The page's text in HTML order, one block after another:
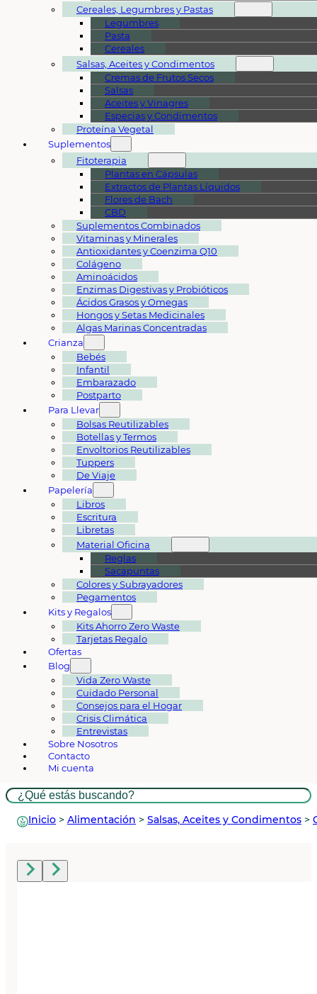
Cereales, Legumbres y Pastas
Legumbres
Pasta
Cereales
Salsas, Aceites y Condimentos
Cremas de Frutos Secos
Salsas
Aceites y Vinagres
Especias y Condimentos
Proteína Vegetal
Suplementos
Fitoterapia
Plantas en Cápsulas
Extractos de Plantas Líquidos
Flores de Bach
CBD
Suplementos Combinados
Vitaminas y Minerales
Antioxidantes y Coenzima Q10
Colágeno
Aminoácidos
Enzimas Digestivas y Probióticos
Ácidos Grasos y Omegas
Hongos y Setas Medicinales
Algas Marinas Concentradas
Crianza
Bebés
Infantil
Embarazado
Postparto
Para Llevar
Bolsas Reutilizables
Botellas y Termos
Envoltorios Reutilizables
Tuppers
De Viaje
Papelería
Libros
Escritura
Libretas
Material Oficina
Reglas
Sacapuntas
Colores y Subrayadores
Pegamentos
Kits y Regalos
Kits Ahorro Zero Waste
Tarjetas Regalo
Ofertas
Blog
Vida Zero Waste
Cuidado Personal
Consejos para el Hogar
Crisis Climática
Entrevistas
Sobre Nosotros
Contacto
Mi cuenta
Buscar
Inicio > Alimentación > Salsas, Aceites y Condimentos >